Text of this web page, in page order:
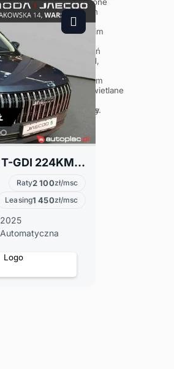
Jaecoo Jaecoo 5 1.5 T-GDI 224KM - DCT - Wersja Premium! Rok produkcji 2025!
Raty2 100zł/msc
Leasing1 450zł/msc
2025
Automatyczna